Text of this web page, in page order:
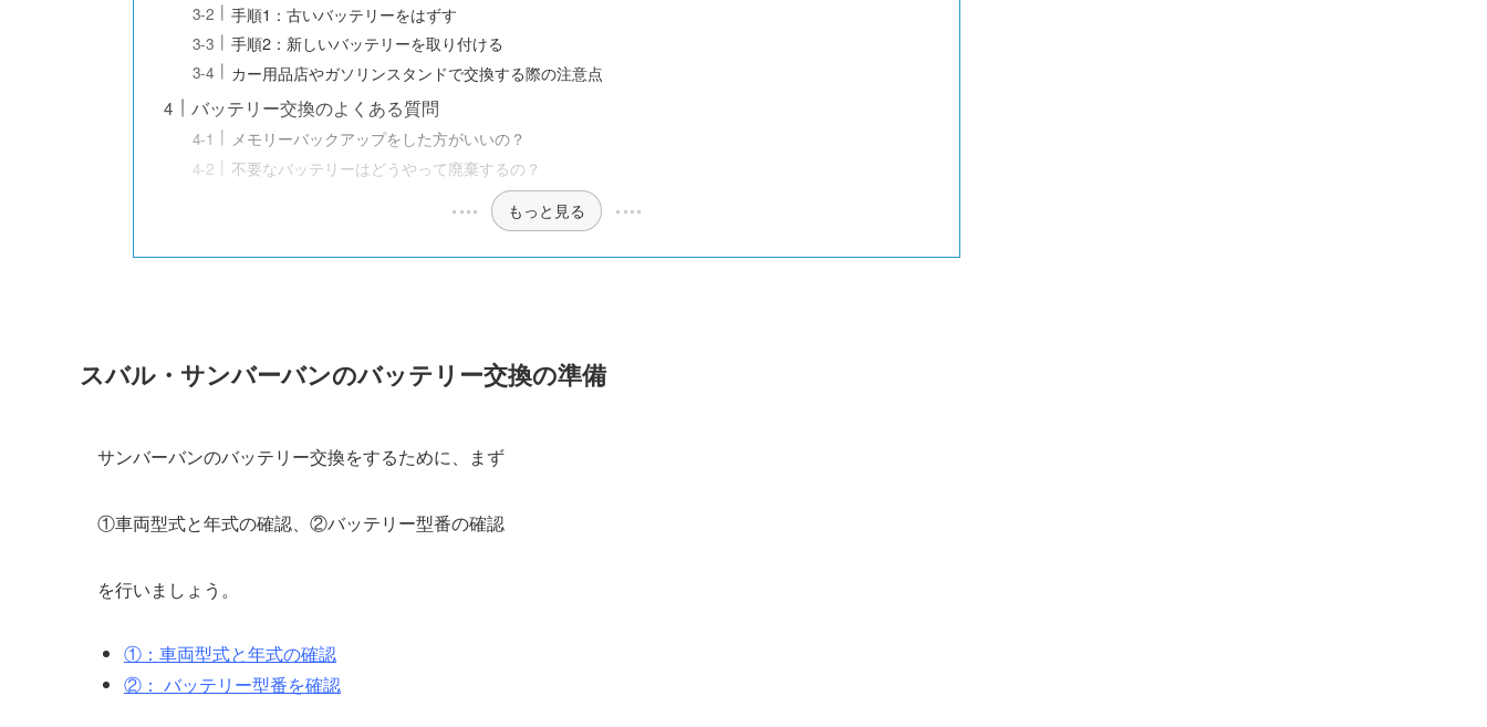
手順1：古いバッテリーをはずす
手順2：新しいバッテリーを取り付ける
カー用品店やガソリンスタンドで交換する際の注意点
バッテリー交換のよくある質問
メモリーバックアップをした方がいいの？
不要なバッテリーはどうやって廃棄するの？
もっと見る
スバル・サンバーバンのバッテリー交換の準備
サンバーバンのバッテリー交換をするために、まず
①車両型式と年式の確認、②バッテリー型番の確認
を行いましょう。
①：車両型式と年式の確認
②： バッテリー型番を確認